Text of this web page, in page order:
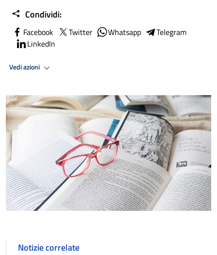
Condividi:
Facebook Twitter Whatsapp
Telegram
LinkedIn
Vedi azioni
Notizie correlate